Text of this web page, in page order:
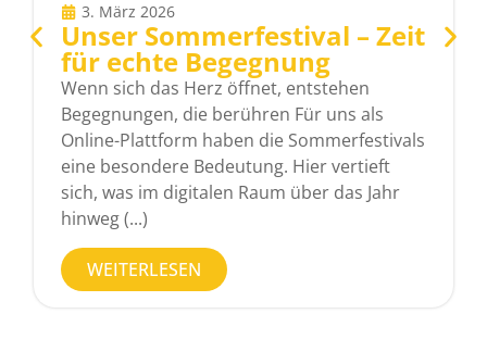
3. März 2026
Unser Sommerfestival – Zeit
für echte Begegnung
Wenn sich das Herz öffnet, entstehen
Begegnungen, die berühren Für uns als
Online-Plattform haben die Sommerfestivals
eine besondere Bedeutung. Hier vertieft
sich, was im digitalen Raum über das Jahr
hinweg (...)
WEITERLESEN